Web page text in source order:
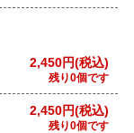
2,450円(税込)
残り0個です
2,450円(税込)
残り0個です